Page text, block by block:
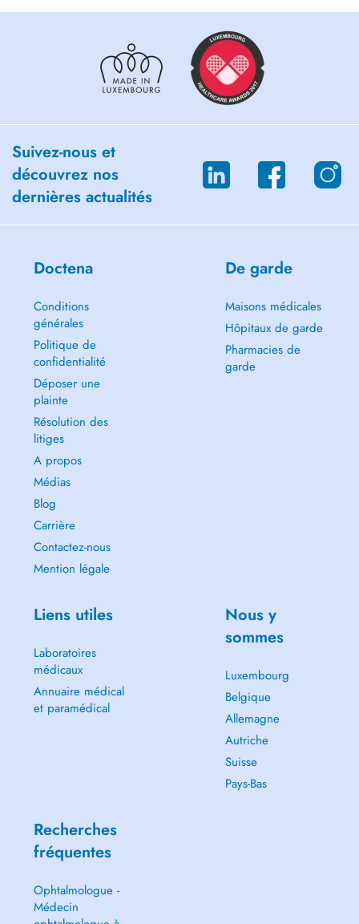
Suivez-nous et
découvrez nos
dernières actualités
Doctena
Conditions
générales
Politique de
confidentialité
Déposer une
plainte
Résolution des
litiges
A propos
Médias
Blog
Carrière
Contactez-nous
Mention légale
De garde
Maisons médicales
Hôpitaux de garde
Pharmacies de
garde
Liens utiles
Laboratoires
médicaux
Annuaire médical
et paramédical
Nous y
sommes
Luxembourg
Belgique
Allemagne
Autriche
Suisse
Pays-Bas
Recherches
fréquentes
Ophtalmologue -
Médecin